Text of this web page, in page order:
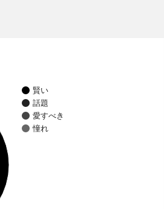
賢い
話題
愛すべき
憧れ